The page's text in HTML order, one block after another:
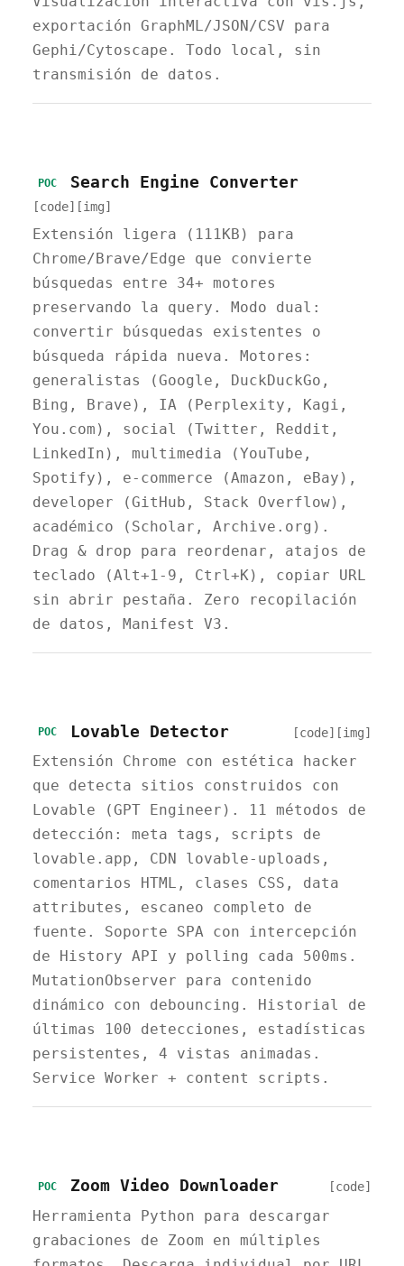
exportación GraphML/JSON/CSV para
Gephi/Cytoscape. Todo local, sin
transmisión de datos.
POC Search Engine Converter
[code] [img]
Extensión ligera (111KB) para
Chrome/Brave/Edge que convierte
búsquedas entre 34+ motores
preservando la query. Modo dual:
convertir búsquedas existentes o
búsqueda rápida nueva. Motores:
generalistas (Google, DuckDuckGo,
Bing, Brave), IA (Perplexity, Kagi,
You.com), social (Twitter, Reddit,
LinkedIn), multimedia (YouTube,
Spotify), e-commerce (Amazon, eBay),
developer (GitHub, Stack Overflow),
académico (Scholar, Archive.org).
Drag & drop para reordenar, atajos de
teclado (Alt+1-9, Ctrl+K), copiar URL
sin abrir pestaña. Zero recopilación
de datos, Manifest V3.
POC Lovable Detector [code] [img]
Extensión Chrome con estética hacker
que detecta sitios construidos con
Lovable (GPT Engineer). 11 métodos de
detección: meta tags, scripts de
lovable.app, CDN lovable-uploads,
comentarios HTML, clases CSS, data
attributes, escaneo completo de
fuente. Soporte SPA con intercepción
de History API y polling cada 500ms.
MutationObserver para contenido
dinámico con debouncing. Historial de
últimas 100 detecciones, estadísticas
persistentes, 4 vistas animadas.
Service Worker + content scripts.
POC Zoom Video Downloader [code]
Herramienta Python para descargar
grabaciones de Zoom en múltiples